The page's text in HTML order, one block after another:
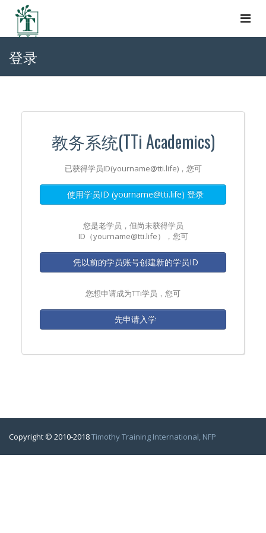
登录
教务系统(TTi Academics)
已获得学员ID(yourname@tti.life)，您可
使用学员ID (yourname@tti.life) 登录
您是老学员，但尚未获得学员
ID（yourname@tti.life），您可
凭以前的学员账号创建新的学员ID
您想申请成为TTi学员，您可
先申请入学
Copyright © 2010-2018Timothy Training International, NFP